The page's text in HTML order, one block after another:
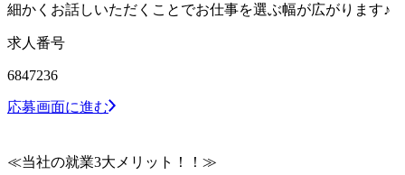
細かくお話しいただくことでお仕事を選ぶ幅が広がります♪
求人番号
6847236
応募画面に進む
≪当社の就業3大メリット！！≫